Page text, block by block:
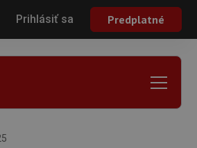
Prihlásiť sa Predplatné